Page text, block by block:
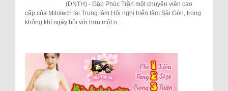
(DNTH) - Gặp Phúc Trần một chuyên viên cao
cấp của Milotech tại Trung tâm Hội nghị triển lãm Sài Gòn, trong
không khí ngày hội với hơn một n...